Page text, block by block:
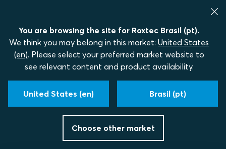
You are browsing the site for Roxtec Brasil (pt).
We think you may belong in this market: United States
(en). Please select your preferred market website to
see relevant content and product availability.
United States (en) Brasil (pt)
Choose other market